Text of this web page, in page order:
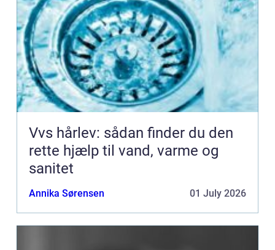
Vvs hårlev: sådan finder du den
rette hjælp til vand, varme og
sanitet
Annika Sørensen 01 July 2026